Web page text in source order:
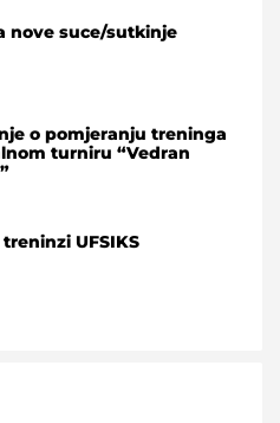
nove suce/sutkinje
o pomjeranju treninga
turniru “Vedran
UFSIKS